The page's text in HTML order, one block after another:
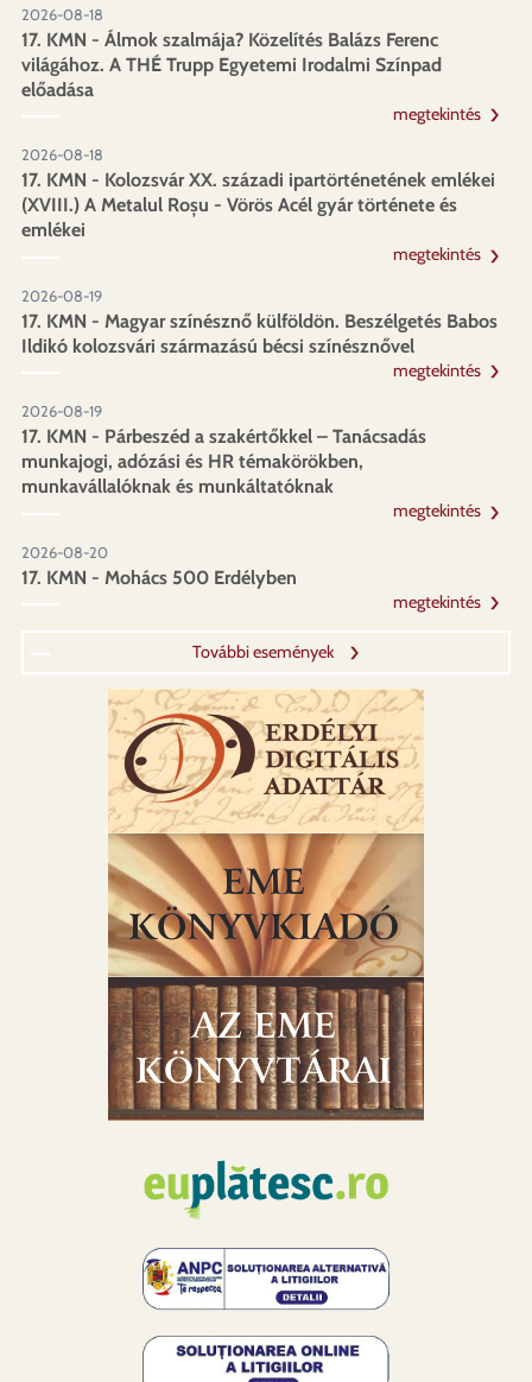
2026-08-18
17. KMN - Álmok szalmája? Közelítés Balázs Ferenc
világához. A THÉ Trupp Egyetemi Irodalmi Színpad
előadása
megtekintés
2026-08-18
17. KMN - Kolozsvár XX. századi ipartörténetének emlékei
(XVIII.) A Metalul Roșu - Vörös Acél gyár története és
emlékei
megtekintés
2026-08-19
17. KMN - Magyar színésznő külföldön. Beszélgetés Babos
Ildikó kolozsvári származású bécsi színésznővel
megtekintés
2026-08-19
17. KMN - Párbeszéd a szakértőkkel – Tanácsadás
munkajogi, adózási és HR témakörökben,
munkavállalóknak és munkáltatóknak
megtekintés
2026-08-20
17. KMN - Mohács 500 Erdélyben
megtekintés
További események